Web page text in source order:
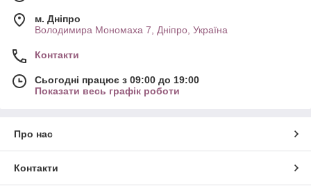
м. Дніпро
Володимира Мономаха 7, Дніпро, Україна
Контакти
Сьогодні працює з 09:00 до 19:00
Показати весь графік роботи
Про нас
Контакти